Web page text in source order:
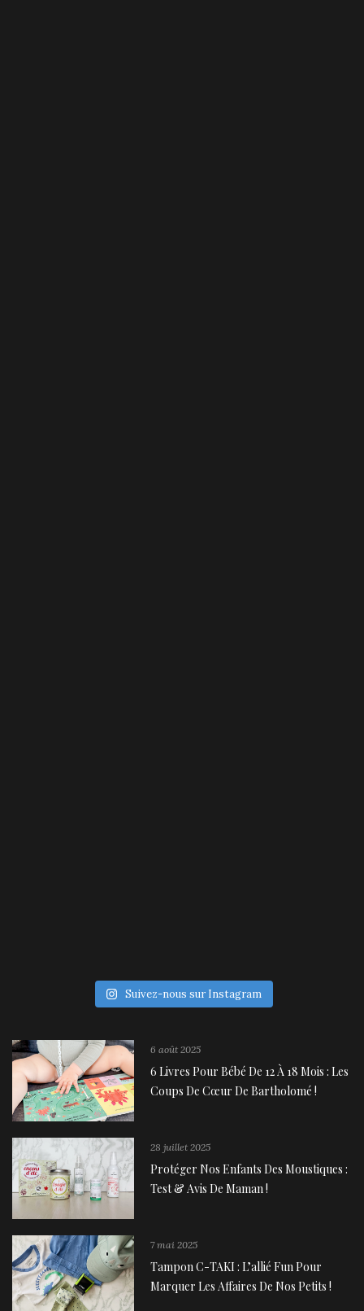
Suivez-nous sur Instagram
6 août 2025
6 Livres Pour Bébé De 12 À 18 Mois : Les
Coups De Cœur De Bartholomé !
28 juillet 2025
Protéger Nos Enfants Des Moustiques :
Test & Avis De Maman !
7 mai 2025
Tampon C-TAKI : L’allié Fun Pour
Marquer Les Affaires De Nos Petits !